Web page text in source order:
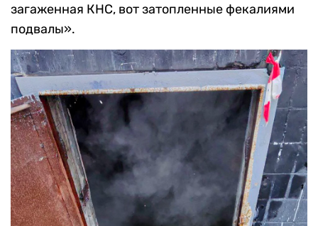
загаженная КНС, вот затопленные фекалиями
подвалы».